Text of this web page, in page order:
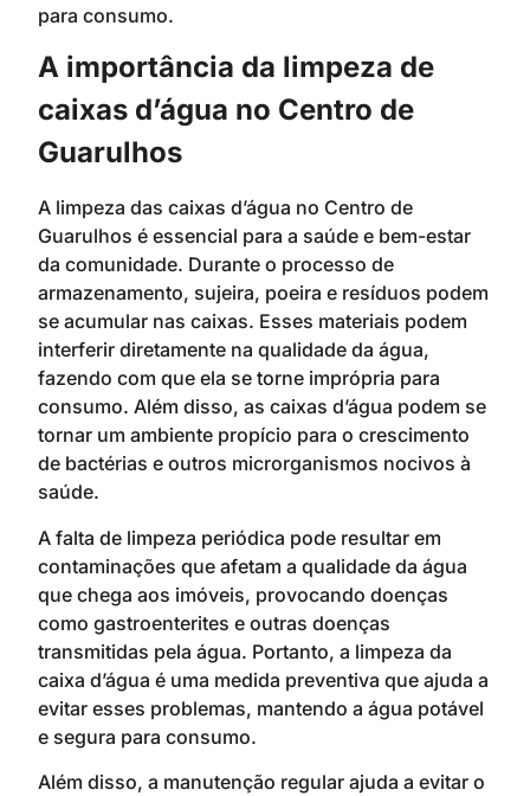
para consumo.
A importância da limpeza de
caixas d’água no Centro de
Guarulhos
A limpeza das caixas d’água no Centro de
Guarulhos é essencial para a saúde e bem-estar
da comunidade. Durante o processo de
armazenamento, sujeira, poeira e resíduos podem
se acumular nas caixas. Esses materiais podem
interferir diretamente na qualidade da água,
fazendo com que ela se torne imprópria para
consumo. Além disso, as caixas d’água podem se
tornar um ambiente propício para o crescimento
de bactérias e outros microrganismos nocivos à
saúde.
A falta de limpeza periódica pode resultar em
contaminações que afetam a qualidade da água
que chega aos imóveis, provocando doenças
como gastroenterites e outras doenças
transmitidas pela água. Portanto, a limpeza da
caixa d’água é uma medida preventiva que ajuda a
evitar esses problemas, mantendo a água potável
e segura para consumo.
Além disso, a manutenção regular ajuda a evitar o